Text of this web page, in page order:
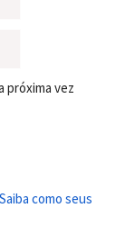
próxima vez
Saiba como seus